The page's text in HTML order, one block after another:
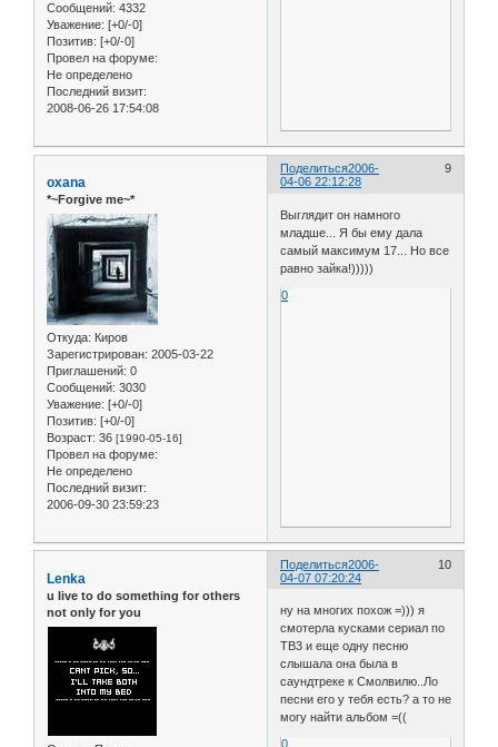
Сообщений: 4332
Уважение: [+0/-0]
Позитив: [+0/-0]
Провел на форуме:
Не определено
Последний визит:
2008-06-26 17:54:08
Поделиться 9
2006-
04-06 22:12:28
oxana
*~Forgive me~*
Откуда: Киров
Зарегистрирован: 2005-03-22
Приглашений: 0
Сообщений: 3030
Уважение: [+0/-0]
Позитив: [+0/-0]
Возраст: 36 [1990-05-16]
Провел на форуме:
Не определено
Последний визит:
2006-09-30 23:59:23
Выглядит он намного
младше... Я бы ему дала
самый максимум 17... Но все
равно зайка!)))))
0
Поделиться 10
2006-
04-07 07:20:24
Lenka
u live to do something for others
not only for you
ну на многих похож =))) я
смотерла кусками сериал по
ТВ3 и еще одну песню
слышала она была в
саундтреке к Смолвилю..Ло
песни его у тебя есть? а то не
могу найти альбом =((
0